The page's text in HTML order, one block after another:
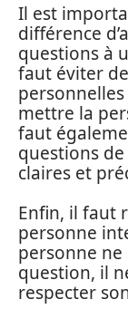
Il est
différence
questions à
faut éviter
mettre la
faut
questions de
claires et
Enfin, il faut
personne
personne
question, il
respecter